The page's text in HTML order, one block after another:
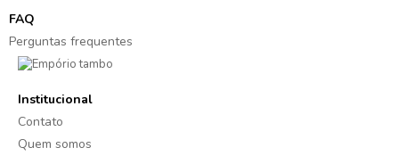
FAQ
Perguntas frequentes
Institucional
Contato
Quem somos